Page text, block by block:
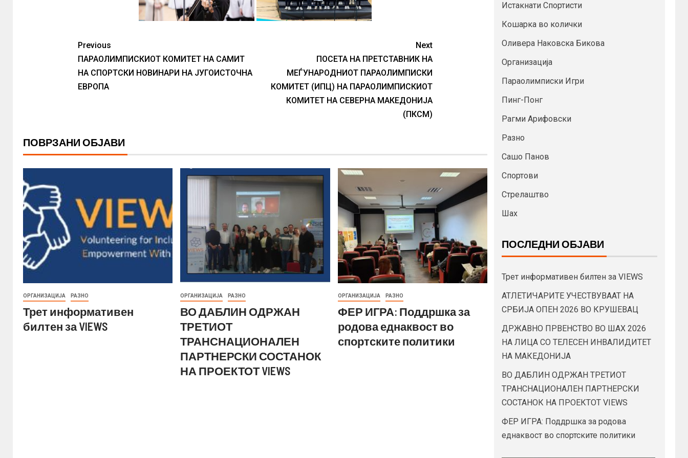
Previous
ПАРАОЛИМПИСКИОТ КОМИТЕТ НА САМИТ
НА СПОРТСКИ НОВИНАРИ НА ЈУГОИСТОЧНА
ЕВРОПА
Next
ПОСЕТА НА ПРЕТСТАВНИК НА
МЕЃУНАРОДНИОТ ПАРАОЛИМПИСКИ
КОМИТЕТ (ИПЦ) НА ПАРАОЛИМПИСКИОТ
КОМИТЕТ НА СЕВЕРНА МАКЕДОНИЈА
(ПКСМ)
ПОВРЗАНИ ОБЈАВИ
ОРГАНИЗАЦИЈА РАЗНО
Трет информативен
билтен за VIEWS
ОРГАНИЗАЦИЈА РАЗНО
ВО ДАБЛИН ОДРЖАН
ТРЕТИОТ
ТРАНСНАЦИОНАЛЕН
ПАРТНЕРСКИ СОСТАНОК
НА ПРОЕКТОТ VIEWS
ОРГАНИЗАЦИЈА РАЗНО
ФЕР ИГРА: Поддршка за
родова еднаквост во
спортските политики
Истакнати Спортисти
Кошарка во колички
Оливера Наковска Бикова
Организација
Параолимписки Игри
Пинг-Понг
Рагми Арифовски
Разно
Сашо Панов
Спортови
Стрелаштво
Шах
ПОСЛЕДНИ ОБЈАВИ
Трет информативен билтен за VIEWS
АТЛЕТИЧАРИТЕ УЧЕСТВУВААТ НА
СРБИЈА ОПЕН 2026 ВО КРУШЕВАЦ
ДРЖАВНО ПРВЕНСТВО ВО ШАХ 2026
НА ЛИЦА СО ТЕЛЕСЕН ИНВАЛИДИТЕТ
НА МАКЕДОНИЈА
ВО ДАБЛИН ОДРЖАН ТРЕТИОТ
ТРАНСНАЦИОНАЛЕН ПАРТНЕРСКИ
СОСТАНОК НА ПРОЕКТОТ VIEWS
ФЕР ИГРА: Поддршка за родова
еднаквост во спортските политики